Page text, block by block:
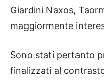
Giardini Naxos,
maggiormente
Sono stati pertanto
finalizzati al